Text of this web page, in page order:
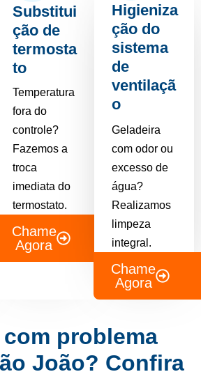
Substitui
ção de
termosta
to
Temperatura
fora do
controle?
Fazemos a
troca
imediata do
termostato.
Chame
Agora
Higieniza
ção do
sistema
de
ventilaçã
o
Geladeira
com odor ou
excesso de
água?
Realizamos
limpeza
integral.
Chame
Agora
problema
João? Confira